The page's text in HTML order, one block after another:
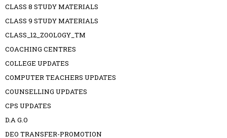
CLASS 8 STUDY MATERIALS
CLASS 9 STUDY MATERIALS
CLASS_12_ZOOLOGY_TM
COACHING CENTRES
COLLEGE UPDATES
COMPUTER TEACHERS UPDATES
COUNSELLING UPDATES
CPS UPDATES
D.A G.O
DEO TRANSFER-PROMOTION